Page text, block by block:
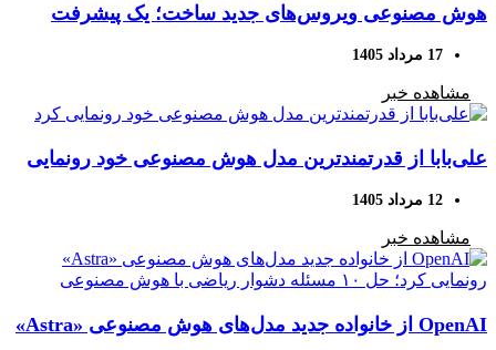
هوش مصنوعی ویروس‌های جدید ساخت؛ یک پیشرفت
علمی با زنگ خطر امنیتی
17 مرداد 1405
مشاهده خبر
علی‌بابا از قدرتمندترین مدل هوش مصنوعی خود رونمایی
12 مرداد 1405
مشاهده خبر
OpenAI از خانواده جدید مدل‌های هوش مصنوعی «Astra»